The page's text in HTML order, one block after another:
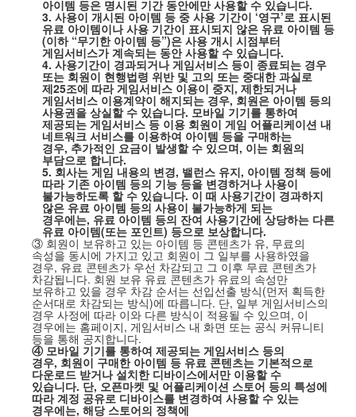
아이템 등은 명시된 기간 동안에만 사용할 수 있습니다.
3.사용이 개시된 아이템 등 중 사용 기간이 ‘영구’로 표시된
유료 아이템이나 사용 기간이 표시되지 않은 유료 아이템 등
(이하 “무기한 아이템 등”)은 사용 개시 시점부터
게임서비스가 계속되는 동안 사용할 수 있습니다.
4.사용기간이 경과되거나 게임서비스 등이 종료되는 경우
또는 회원이 현행법령 위반 및 고의 또는 중대한 과실로
제25조에 따라 게임서비스 이용이 중지,제한되거나
게임서비스 이용계약이 해지되는 경우, 회원은 아이템 등의
사용권을 상실할 수 있습니다. 모바일 기기를 통하여
제공되는 게임서비스 등 이용 회원이 게임 어플리케이션 내
네트워크 서비스를 이용하여 아이템 등을 구매하는
경우, 추가적인 요금이 발생할 수 있으며, 이는 회원의
부담으로 합니다.
5. 회사는 게임 내용의 변경, 밸런스 유지, 아이템 정책 등에
따라 기존 아이템 등의 기능 등을 변경하거나 사용이
불가능하도록 할 수 있습니다. 이 때 사용기간이 경과하지
않은 유료 아이템 등의 사용이 불가능하게 되는
경우에는, 유료 아이템 등의 잔여 사용기간에 상당하는 다른
유료 아이템(또는 포인트) 등으로 보상합니다.
③ 회원이 보유하고 있는 아이템 등 콘텐츠가 유, 무료의
속성을 동시에 가지고 있고 회원이 그 일부를 사용하였을
경우, 유료 콘텐츠가 우선 차감되고 그 이후 무료 콘텐츠가
차감됩니다. 회원 보유 유료 콘텐츠가 유료의 속성만
보유하고 있을 경우 차감 순서는 선입선출 방식(먼저 획득한
순서대로 차감되는 방식)에 따릅니다. 단, 일부 게임서비스의
경우 사정에 따라 이와 다른 방식이 적용될 수 있으며, 이
경우에는 홈페이지, 게임서비스 내 화면 또는 공식 커뮤니티
등을 통해 공지합니다.
④ 모바일 기기를 통하여 제공되는 게임서비스 등의
경우, 회원이 구매한 아이템 등 유료 콘텐츠는 기본적으로
다운로드 받거나 설치한 디바이스에서만 이용할 수
있습니다. 단, 오픈마켓 및 어플리케이션 스토어 등의 특성에
따라 계정 공유로 디바이스를 변경하여 사용할 수 있는
경우에는, 해당 스토어의 정책에